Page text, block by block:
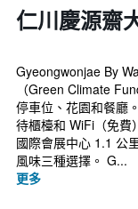
仁川慶源齋
Gyeongwonjae By
（Green Climate
停車位、花園和餐廳
待櫃檯和 WiFi（免費
國際會展中心 1.1 公
風味三種選擇。 G...
更多